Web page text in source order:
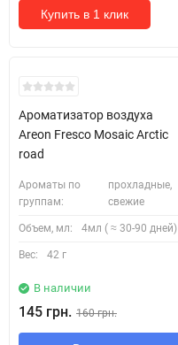
Купить в 1 клик
Ароматизатор воздуха
Areon Fresco Mosaic Arctic
road
Ароматы по
группам:
прохладные,
свежие
Объем, мл: 4мл ( ≈ 30-90 дней)
Вес: 42 г
В наличии
145 грн. 160 грн.